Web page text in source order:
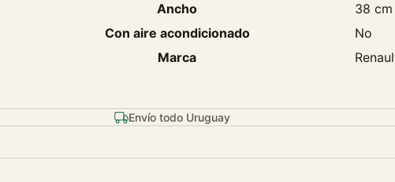
Ancho
38 cm
Con aire acondicionado
No
Marca
Envío todo Uruguay